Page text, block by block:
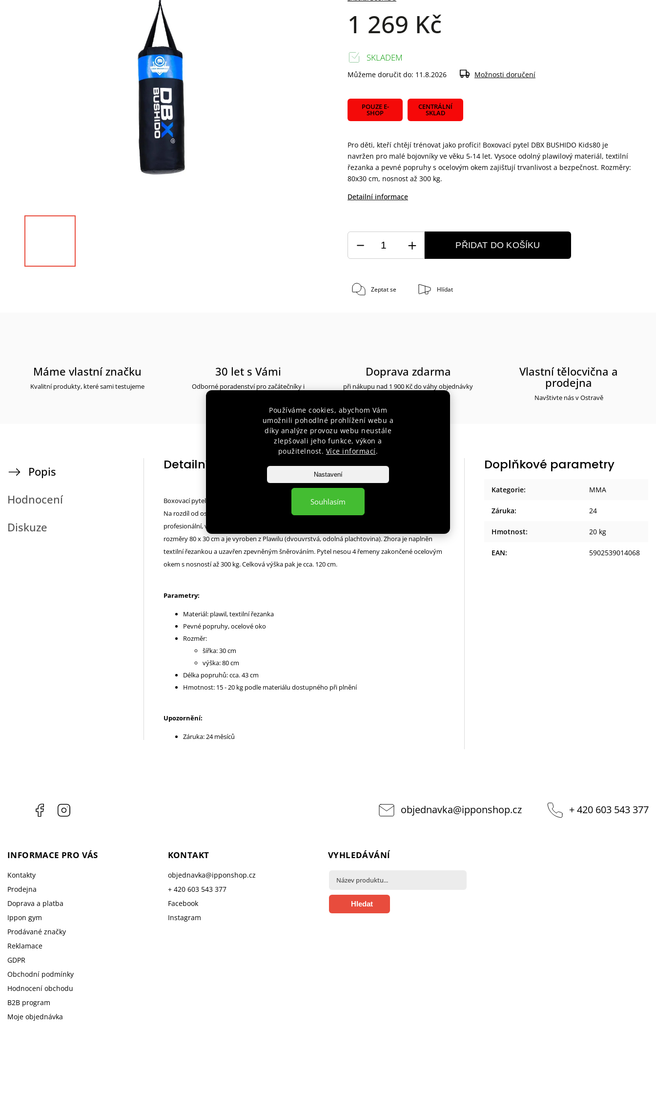
Používáme cookies, abychom Vám
umožnili pohodlné prohlížení webu a
díky analýze provozu webu neustále
zlepšovali jeho funkce, výkon a
použitelnost. Více informací.
Nastavení
Souhlasím
1 269 Kč
POUZE E-
SHOP
CENTRÁLNÍ
SKLAD
Pro děti, kteří chtějí trénovat jako profíci! Boxovací pytel DBX BUSHIDO Kids80 je
navržen pro malé bojovníky ve věku 5-14 let. Vysoce odolný plawilový materiál, textilní
řezanka a pevné popruhy s ocelovým okem zajišťují trvanlivost a bezpečnost. Rozměry:
80x30 cm, nosnost až 300 kg.
Detailní informace
SKLADEM
Můžeme doručit do: 11.8.2026 Možnosti doručení
PŘIDAT DO KOŠÍKU
Zeptat se Hlídat
Máme vlastní značku
Kvalitní produkty, které sami testujeme
30 let s Vámi
Odborné poradenství pro začátečníky i
Doprava zdarma
při nákupu nad 1 900 Kč do váhy objednávky
Vlastní tělocvična a
prodejna
Navštivte nás v Ostravě
Popis
Hodnocení
Diskuze
Detailní popis produktu
Boxovací pytel DBX BUSHIDO je vyroben speciálně pro malé bojovníky ve věku od 5-ti do 14-ti let.
Na rozdíl od ostatních dětských boxovacích pytlů je ten náš vyroben ze stejných materiálů jako
profesionální, veliký pytel a umožňuje tak trénink na maximální výkon. Samotný pytel má
rozměry 80 x 30 cm a je vyroben z Plawilu (dvouvrstvá, odolná plachtovina). Zhora je naplněn
textilní řezankou a uzavřen zpevněným šněrováním. Pytel nesou 4 řemeny zakončené ocelovým
okem s nosností až 300 kg. Celková výška pak je cca. 120 cm.
Parametry:
Materiál: plawil, textilní řezanka
Pevné popruhy, ocelové oko
Rozměr:
šířka: 30 cm
výška: 80 cm
Délka popruhů: cca. 43 cm
Hmotnost: 15 - 20 kg podle materiálu dostupného při plnění
Upozornění:
Záruka: 24 měsíců
Doplňkové parametry
Kategorie: MMA
Záruka: 24
Hmotnost: 20 kg
EAN: 5902539014068
Facebook objednavka@ipponshop.cz + 420 603 543 377
INFORMACE PRO VÁS
Kontakty
Prodejna
Doprava a platba
Ippon gym
Prodávané značky
Reklamace
GDPR
Obchodní podmínky
Hodnocení obchodu
B2B program
Moje objednávka
KONTAKT
objednavka@ipponshop.cz
+ 420 603 543 377
Facebook
Instagram
VYHLEDÁVÁNÍ
Hledat